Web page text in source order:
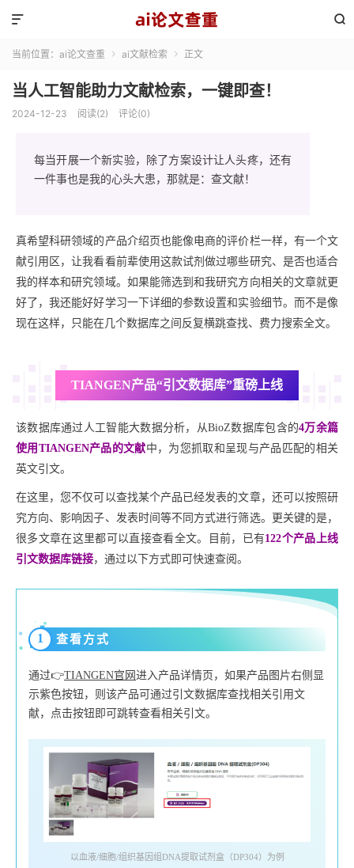


当前位置： ai论文查重  ai文献检索  正文
当人工智能助力文献检索，一键即查！
2024-12-23 阅读(2) 评论(0)
每当开展一个新实验，除了方案设计让人头疼，还有
一件事也是我的心头大患，那就是：查文献！
真希望科研领域的产品介绍页也能像电商的评价栏一样，有一个文
献引用区，让我看看前辈使用这款试剂做过哪些研究、是否也适合
我的样本和研究领域。如果能筛选到和我研究方向相关的文章就更
好了，我还能好好学习一下详细的参数设置和实验细节。而不是像
现在这样，只能在几个数据库之间反复横跳查找、费力搜索全文。
TIANGEN产品“引文数据库”重磅上线
该数据库通过人工智能大数据分析，从BioZ数据库包含的4万余篇
使用TIANGEN产品的文献中，为您抓取和呈现与产品匹配的相关
英文引文。
在这里，您不仅可以查找某个产品已经发表的文章，还可以按照研
究方向、影响因子、发表时间等不同方式进行筛选。更关键的是，
很多文章在这里都可以直接查看全文。目前，已有122个产品上线
引文数据库链接，通过以下方式即可快速查阅。
1 查看方式
通过👉TIANGEN官网 进入产品详情页，如果产品图片右侧显
示紫色按钮，则该产品可通过引文数据库查找相关引用文
献，点击按钮即可跳转查看相关引文。
以血液/细胞/组织基因组DNA提取试剂盒（DP304）为例